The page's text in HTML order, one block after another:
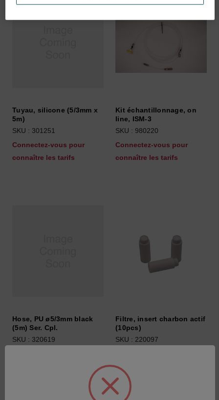
Tuyau, silicone (5/3mm x
5m)
SKU : 301251
Connectez-vous pour
connaître les tarifs
Kit échantillonnage, on
line, ISM-3
SKU : 980220
Connectez-vous pour
connaître les tarifs
Hose, PU ø5/3mm black
(5m) Ser. Cpl.
SKU : 320619
Filtre, insert charbon actif
(10pcs)
SKU : 220097
connaître les tarifs